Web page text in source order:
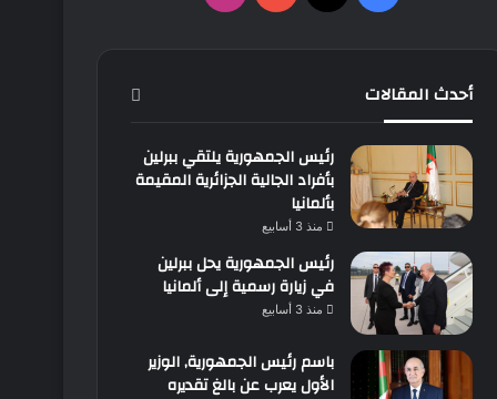
أحدث المقالات
رئيس الجمهورية يلتقي ببرلين
بأفراد الجالية الجزائرية المقيمة
بألمانيا
منذ 3 أسابيع
رئيس الجمهورية يحل ببرلين
في زيارة رسمية إلى ألمانيا
منذ 3 أسابيع
باسم رئيس الجمهورية, الوزير
الأول يعرب عن بالغ تقديره